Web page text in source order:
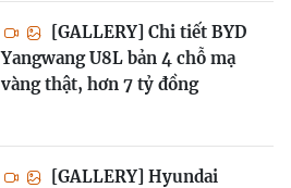
[GALLERY] Chi tiết BYD
Yangwang U8L bản 4 chỗ mạ
vàng thật, hơn 7 tỷ đồng
[GALLERY] Hyundai